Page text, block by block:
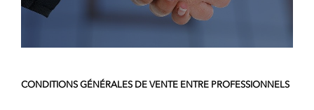
CONDITIONS GÉNÉRALES DE VENTE ENTRE PROFESSIONNELS